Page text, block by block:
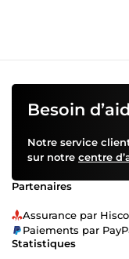
Besoin
Notre service
sur notre centre
Partenaires
Assurance par
Paiements par
Statistiques